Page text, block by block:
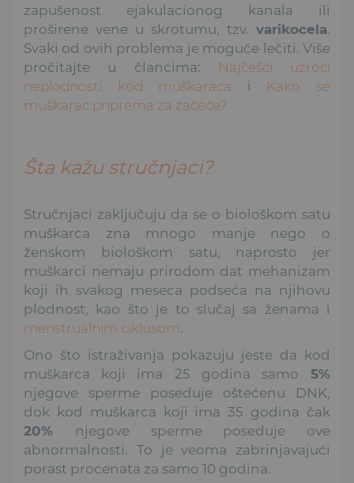
zapušenost ejakulacionog kanala ili
proširene vene u skrotumu, tzv. varikocela.
Svaki od ovih problema je moguće lečiti. Više
pročitajte u člancima:
Najčešći uzroci
neplodnosti kod muškaraca
i Kako se
muškarac priprema za začeće?
Šta kažu stručnjaci?
Stručnjaci zaključuju da se o biološkom satu
muškarca zna mnogo manje nego o
ženskom biološkom satu, naprosto jer
muškarci nemaju prirodom dat mehanizam
koji ih svakog meseca podseća na njihovu
plodnost, kao što je to slučaj sa ženama i
menstrualnim ciklusom.
Ono što istraživanja pokazuju jeste da kod
muškarca koji ima 25 godina samo 5%
njegove sperme poseduje oštećenu DNK,
dok kod muškarca koji ima 35 godina čak
20%
njegove sperme poseduje ove
abnormalnosti. To je veoma zabrinjavajući
porast procenata za samo 10 godina.